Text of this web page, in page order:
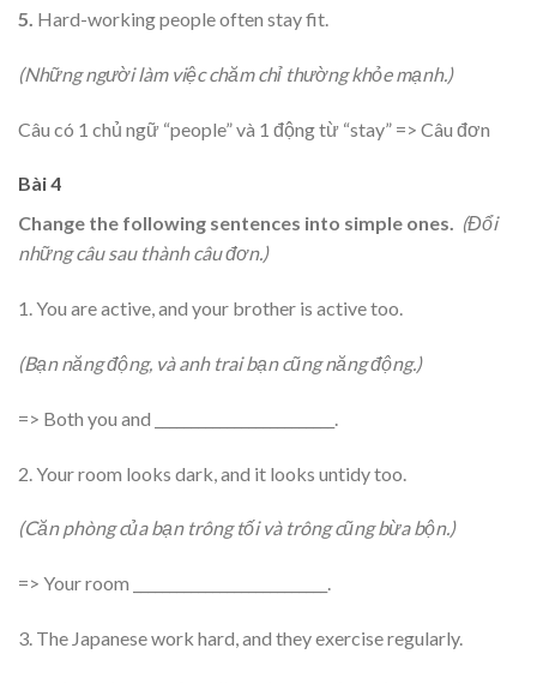
5. Hard-working people often stay fit.
(Những người làm việc chăm chỉ thường khỏe mạnh.)
Câu có 1 chủ ngữ “people” và 1 động từ “stay” => Câu đơn
Bài 4
Change the following sentences into simple ones. (Đổi
những câu sau thành câu đơn.)
1. You are active, and your brother is active too.
(Bạn năng động, và anh trai bạn cũng năng động.)
=> Both you and _________________________.
2. Your room looks dark, and it looks untidy too.
(Căn phòng của bạn trông tối và trông cũng bừa bộn.)
=> Your room ___________________________.
3. The Japanese work hard, and they exercise regularly.